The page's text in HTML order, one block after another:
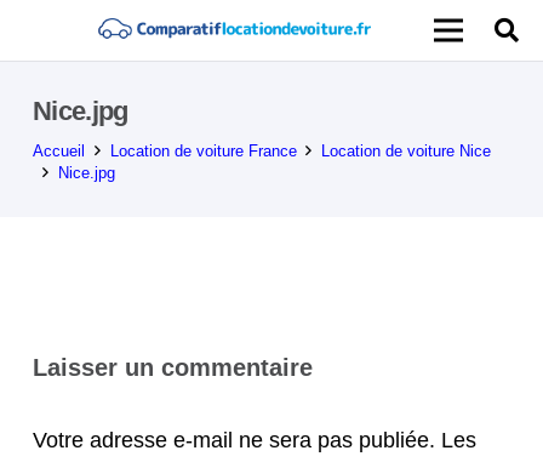
Nice.jpg
Accueil Location de voiture France
Location de voiture Nice
Nice.jpg
Laisser un commentaire
Votre adresse e-mail ne sera pas publiée. Les